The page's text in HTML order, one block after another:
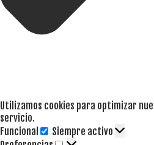
Utilizamos cookies para optimizar
servicio.
Funcional
Funcional
Siempre activo